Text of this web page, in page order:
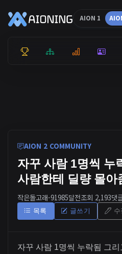
AION 1
통합 순위리더보드통계 캐릭터
AION 2 COMMUNITY
자꾸 사람 1명씩 누
사람한테 딜량 몰아
작은돌고래-91985달전조회 2,193댓
목록 글쓰기 수
자꾸 사람 1명씩 누락됨 그